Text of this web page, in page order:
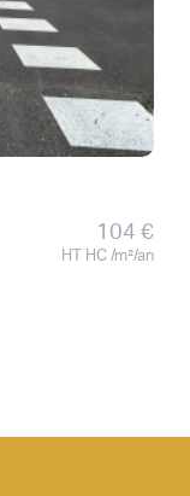
104 €
HT HC /m²/an